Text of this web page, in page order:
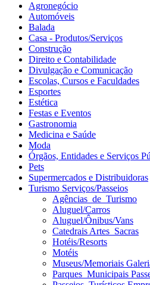
Agronegócio
Automóveis
Balada
Casa - Produtos/Serviços
Construção
Direito e Contabilidade
Divulgação e Comunicação
Escolas, Cursos e Faculdades
Esportes
Estética
Festas e Eventos
Gastronomia
Medicina e Saúde
Moda
Órgãos, Entidades e Serviços
Pets
Supermercados e Distribuidoras
Turismo Serviços/Passeios
Agências_de_Turismo
Aluguel/Carros
Aluguel/Ônibus/Vans
Catedrais Artes_Sacras
Hotéis/Resorts
Motéis
Museus/Memoriais
Parques_Municipais